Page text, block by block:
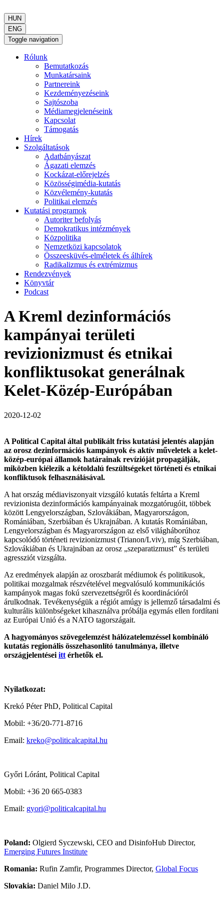
HUN
ENG
Toggle navigation
Rólunk
Bemutatkozás
Munkatársaink
Partnereink
Kezdeményezéseink
Sajtószoba
Médiamegjelenéseink
Kapcsolat
Támogatás
Hírek
Szolgáltatások
Adatbányászat
Ágazati elemzés
Kockázat-előrejelzés
Közösségimédia-kutatás
Közvélemény-kutatás
Politikai elemzés
Kutatási programok
Autoriter befolyás
Demokratikus intézmények
Közpolitika
Nemzetközi kapcsolatok
Összeesküvés-elméletek és álhírek
Radikalizmus és extrémizmus
Rendezvények
Könyvtár
Podcast
A Kreml dezinformációs
kampányai területi
revizionizmust és etnikai
konfliktusokat generálnak
Kelet-Közép-Európában
2020-12-02
A Political Capital által publikált friss kutatási jelentés alapján
az orosz dezinformációs kampányok és aktív műveletek a kelet-
közép-európai államok határainak revízióját propagálják,
miközben kiélezik a kétoldalú feszültségeket történeti és etnikai
konfliktusok felhasználásával.
A hat ország médiaviszonyait vizsgáló kutatás feltárta a Kreml
revizionista dezinformációs kampányainak mozgatórugóit, többek
között Lengyelországban, Szlovákiában, Magyarországon,
Romániában, Szerbiában és Ukrajnában. A kutatás Romániában,
Lengyelországban és Magyarországon az első világháborúhoz
kapcsolódó történeti revizionizmust (Trianon/Lviv), míg Szerbiában,
Szlovákiában és Ukrajnában az orosz „szeparatizmust” és területi
agressziót vizsgálta.
Az eredmények alapján az oroszbarát médiumok és politikusok,
politikai mozgalmak részvételével megvalósuló kommunikációs
kampányok magas fokú szervezettségről és koordinációról
árulkodnak. Tevékenységük a régiót amúgy is jellemző társadalmi és
kulturális különbségeket kihasználva próbálja egymás ellen fordítani
az Európai Unió és a NATO tagországait.
A hagyományos szövegelemzést hálózatelemzéssel kombináló
kutatás regionális összehasonlító tanulmánya, illetve
országjelentései itt érhetők el.
Nyilatkozat:
Krekó Péter PhD, Political Capital
Mobil: +36/20-771-8716
Email: kreko@politicalcapital.hu
Győri Lóránt, Political Capital
Mobil: +36 20 665-0383
Email: gyori@politicalcapital.hu
Poland: Olgierd Syczewski, CEO and DisinfoHub Director,
Emerging Futures Institute
Romania: Rufin Zamfir, Programmes Director, Global Focus
Slovakia: Daniel Milo J.D.